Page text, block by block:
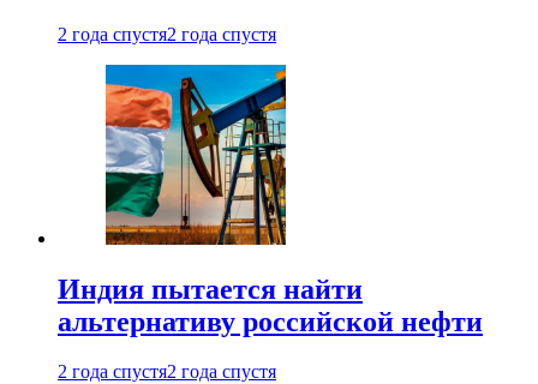
2 года спустя2 года спустя
Индия пытается найти
альтернативу российской нефти
2 года спустя2 года спустя